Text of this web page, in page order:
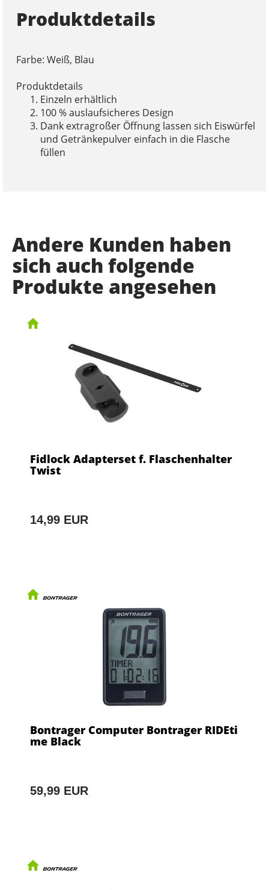
Produktdetails
Farbe: Weiß, Blau
Produktdetails
Einzeln erhältlich
100 % auslaufsicheres Design
Dank extragroßer Öffnung lassen sich Eiswürfel
und Getränkepulver einfach in die Flasche
füllen
Andere Kunden haben
sich auch folgende
Produkte angesehen
Fidlock Adapterset f. Flaschenhalter
Twist
14,99 EUR
Bontrager Computer Bontrager RIDEti
me Black
59,99 EUR